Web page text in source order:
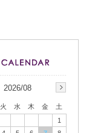
2026/08
火 水 木 金
土
1